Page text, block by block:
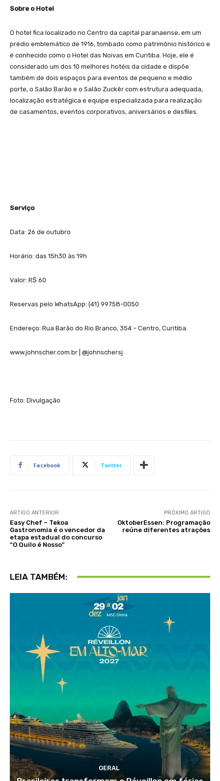
Sobre o Hotel
O hotel fica localizado no Centro da capital paranaense, em um
prédio emblemático de 1916, tombado como patrimônio histórico e
é conhecido como o Hotel das Noivas em Curitiba. Hoje, ele é
considerado um dos 10 melhores hotéis da cidade e dispõe
também de dois espaços para eventos de pequeno e médio
porte, o Salão Barão e o Salão Zuckêr com estrutura adequada,
localização estratégica e equipe especializada para realização
de casamentos, eventos corporativos, aniversários e desfiles.
Serviço
Data: 26 de outubro
Horário: das 15h30 às 19h
Valor: R$ 60
Reservas pelo WhatsApp: (41) 99758-0050
Endereço: Rua Barão do Rio Branco, 354 – Centro, Curitiba.
www.johnscher.com.br | @johnschersj
Foto: Divulgação
Facebook Twitter
ARTIGO ANTERIOR
Easy Chef – Tekoa
Gastronomia é o vencedor da
etapa estadual do concurso
“O Quilo é Nosso”
PRÓXIMO ARTIGO
OktoberEssen: Programação
reúne diferentes atrações
LEIA TAMBÉM:
GERAL